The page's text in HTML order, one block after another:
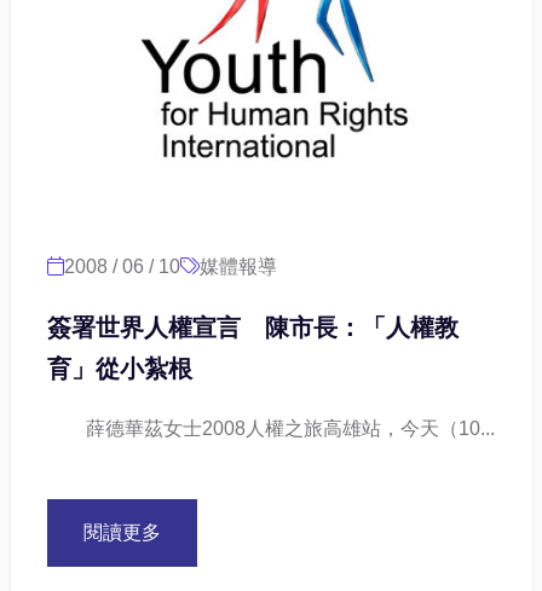
2008 / 06 / 10 媒體報導
簽署世界人權宣言 陳市長：「人權教
育」從小紮根
薛德華茲女士2008人權之旅高雄站，今天（10...
閱讀更多